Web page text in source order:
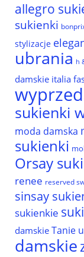
allegro
sukienki
stylizacje
ubrania h
damskie italia
sukienki
moda damska
sukienki
Orsay
renee reserved
sinsay
sukienkie
damskie Tanie
damskie